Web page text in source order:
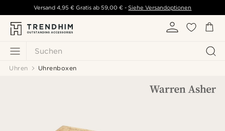
Suchen
Versand 4,95 € Gratis ab 59,00 € - Siehe Versandoptionen
Uhren Uhrenboxen